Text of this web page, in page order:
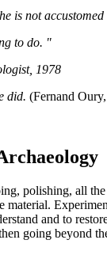
is not accustomed
to do. "
1978
did. (Fernand
polishing, all the
material.
and to
going beyond